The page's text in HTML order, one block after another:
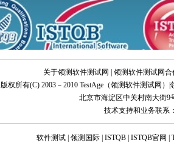
关于领测软件测试网 |领测软件测试网
版权所有(C) 2003－2010 TestAge（领测软件测试网 ）|
北京市海淀区中关村南大街
技术支持和业务联系
软件测试 |领测国际 |ISTQB |ISTQB官网 |